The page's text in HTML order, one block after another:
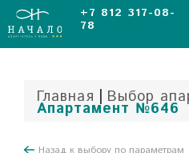
+7 812 317-08-
78
Главная | Выбор
Апартамент №646
Назад к выбору по параметрам